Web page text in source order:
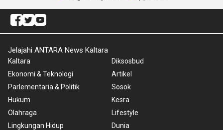
Jelajahi ANTARA News Kaltara
Kaltara
Ekonomi & Teknologi
Parlementaria & Politik
Hukum
Olahraga
Lingkungan Hidup
Diksosbud
Artikel
Sosok
Kesra
Lifestyle
Dunia